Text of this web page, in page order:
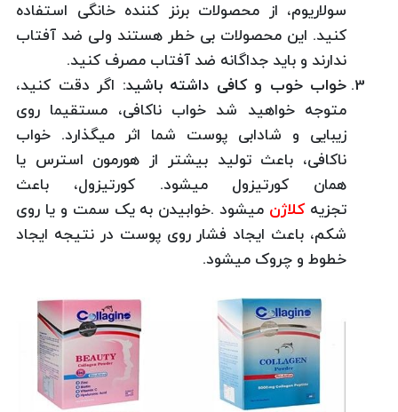
سولاریوم، از محصولات برنز کننده خانگی استفاده
کنید. این محصولات بی خطر هستند ولی ضد آفتاب
ندارند و باید جداگانه ضد آفتاب مصرف کنید.
خواب خوب و کافی داشته باشید: اگر دقت کنید،
متوجه خواهید شد خواب ناکافی، مستقیما روی
زیبایی و شادابی پوست شما اثر میگذارد. خواب
ناکافی، باعث تولید بیشتر از هورمون استرس یا
همان کورتیزول میشود. کورتیزول، باعث
تجزیه کلاژن میشود .خوابیدن به یک سمت و یا روی
شکم، باعث ایجاد فشار روی پوست ‌در نتیجه ایجاد
خطوط و چروک میشود.